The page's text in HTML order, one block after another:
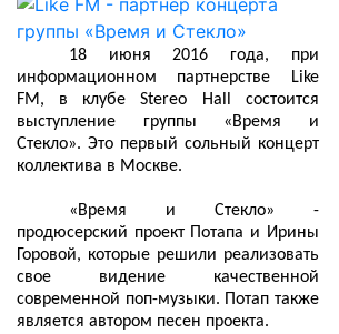
18 июня 2016 года, при
информационном партнерстве Like
FM, в клубе Stereo Hall состоится
выступление группы «Время и
Стекло». Это первый сольный концерт
коллектива в Москве.
«Время и Стекло» -
продюсерский проект Потапа и Ирины
Горовой, которые решили реализовать
свое видение качественной
современной поп-музыки. Потап также
является автором песен проекта.